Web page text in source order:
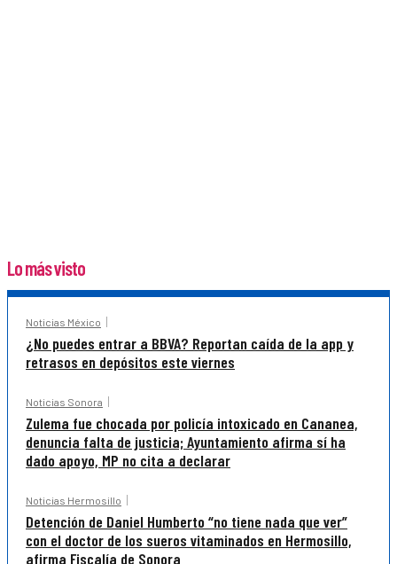
Lo más visto
Noticias México
¿No puedes entrar a BBVA? Reportan caída de la app y
retrasos en depósitos este viernes
Noticias Sonora
Zulema fue chocada por policía intoxicado en Cananea,
denuncia falta de justicia; Ayuntamiento afirma sí ha
dado apoyo, MP no cita a declarar
Noticias Hermosillo
Detención de Daniel Humberto “no tiene nada que ver”
con el doctor de los sueros vitaminados en Hermosillo,
afirma Fiscalía de Sonora